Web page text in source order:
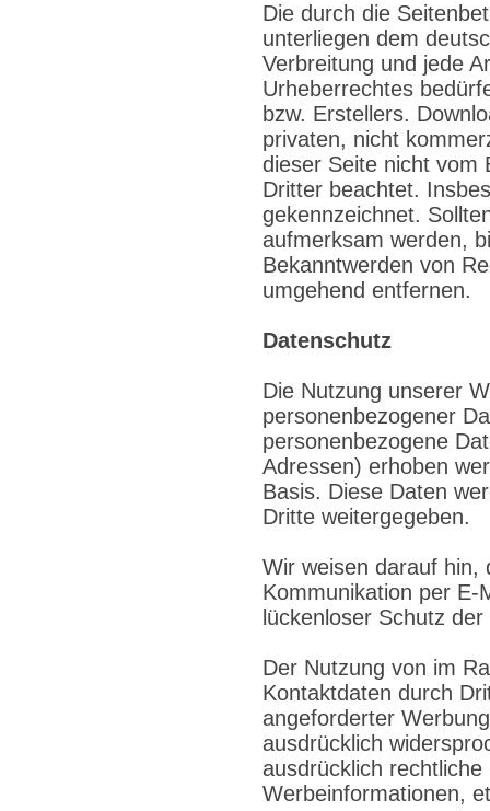
Die durch die
unterliegen dem
Verbreitung und jede
Urheberrechtes
bzw. Erstellers.
privaten, nicht
dieser Seite nicht vom
Dritter beachtet.
gekennzeichnet.
aufmerksam werden,
Bekanntwerden von
umgehend entfernen.
Datenschutz
Die Nutzung unserer
personenbezogener
personenbezogene
Adressen) erhoben
Basis. Diese Daten
Dritte weitergegeben.
Wir weisen darauf hin,
Kommunikation per E-
lückenloser Schutz
Der Nutzung von im
Kontaktdaten durch
angeforderter
ausdrücklich
ausdrücklich
Werbeinformationen,